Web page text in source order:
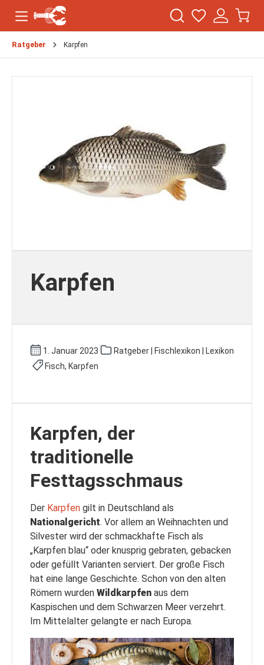
Ratgeber Karpfen
Karpfen
1. Januar 2023
Ratgeber | Fischlexikon | Lexikon
Fisch, Karpfen
Karpfen, der
traditionelle
Festtagsschmaus
Der Karpfen gilt in Deutschland als
Nationalgericht. Vor allem an Weihnachten und
Silvester wird der schmackhafte Fisch als
„Karpfen blau“ oder knusprig gebraten, gebacken
oder gefüllt Varianten serviert. Der große Fisch
hat eine lange Geschichte. Schon von den alten
Römern wurden Wildkarpfen aus dem
Kaspischen und dem Schwarzen Meer verzehrt.
Im Mittelalter gelangte er nach Europa.